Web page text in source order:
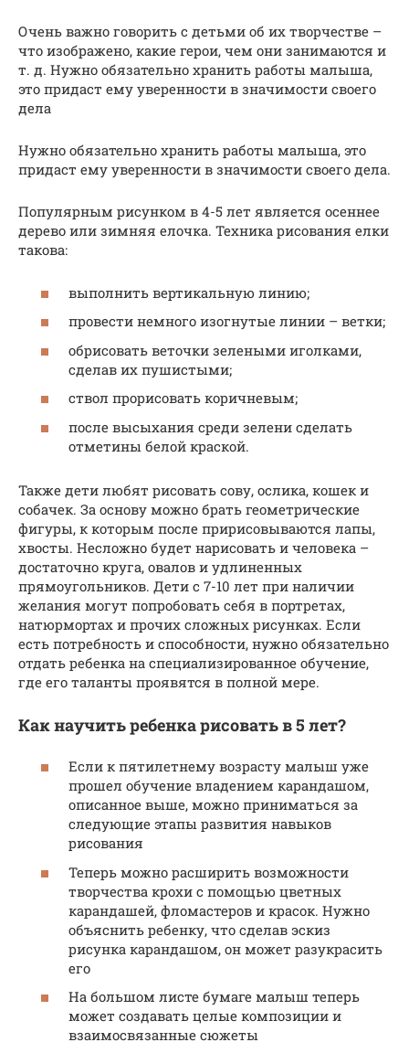
Очень важно говорить с детьми об их творчестве –
что изображено, какие герои, чем они занимаются и
т. д. Нужно обязательно хранить работы малыша,
это придаст ему уверенности в значимости своего
дела
Нужно обязательно хранить работы малыша, это
придаст ему уверенности в значимости своего дела.
Популярным рисунком в 4-5 лет является осеннее
дерево или зимняя елочка. Техника рисования елки
такова:
выполнить вертикальную линию;
провести немного изогнутые линии – ветки;
обрисовать веточки зелеными иголками,
сделав их пушистыми;
ствол прорисовать коричневым;
после высыхания среди зелени сделать
отметины белой краской.
Также дети любят рисовать сову, ослика, кошек и
собачек. За основу можно брать геометрические
фигуры, к которым после пририсовываются лапы,
хвосты. Несложно будет нарисовать и человека –
достаточно круга, овалов и удлиненных
прямоугольников. Дети с 7-10 лет при наличии
желания могут попробовать себя в портретах,
натюрмортах и прочих сложных рисунках. Если
есть потребность и способности, нужно обязательно
отдать ребенка на специализированное обучение,
где его таланты проявятся в полной мере.
Как научить ребенка рисовать в 5 лет?
Если к пятилетнему возрасту малыш уже
прошел обучение владением карандашом,
описанное выше, можно приниматься за
следующие этапы развития навыков
рисования
Теперь можно расширить возможности
творчества крохи с помощью цветных
карандашей, фломастеров и красок. Нужно
объяснить ребенку, что сделав эскиз
рисунка карандашом, он может разукрасить
его
На большом листе бумаге малыш теперь
может создавать целые композиции и
взаимосвязанные сюжеты